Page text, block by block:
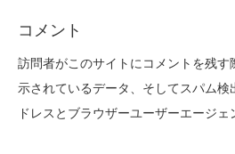
コメント
訪問者がこのサイトにコメントを残す
示されているデータ、そしてスパム検
ドレスとブラウザーユーザーエージェ